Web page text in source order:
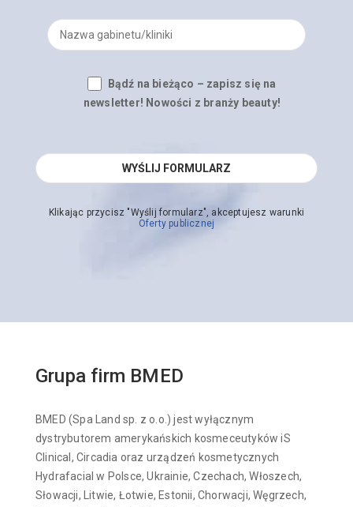
Bądź na bieżąco – zapisz się na
newsletter! Nowości z branży beauty!
Klikając przycisz "Wyślij formularz", akceptujesz warunki
Oferty publicznej
Grupa firm BMED
BMED (Spa Land sp. z o.o.) jest wyłącznym
dystrybutorem amerykańskich kosmeceutyków iS
Clinical, Circadia oraz urządzeń kosmetycznych
Hydrafacial w Polsce, Ukrainie, Czechach, Włoszech,
Słowacji, Litwie, Łotwie, Estonii, Chorwacji, Węgrzech,